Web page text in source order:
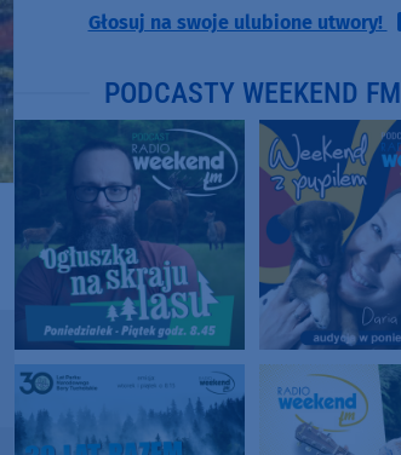
Głosuj na swoje ulubione utwory!
PODCASTY WEEKEND FM